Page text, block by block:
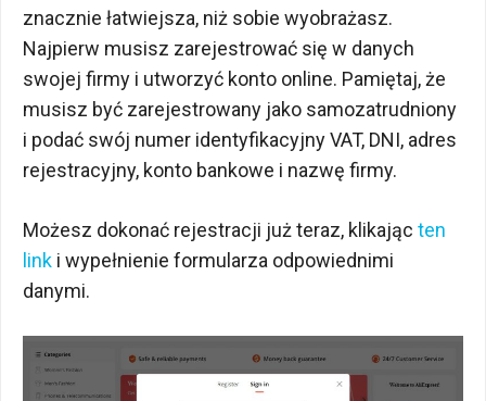
znacznie łatwiejsza, niż sobie wyobrażasz.
Najpierw musisz zarejestrować się w danych
swojej firmy i utworzyć konto online. Pamiętaj, że
musisz być zarejestrowany jako samozatrudniony
i podać swój numer identyfikacyjny VAT, DNI, adres
rejestracyjny, konto bankowe i nazwę firmy.
Możesz dokonać rejestracji już teraz, klikając ten
link i wypełnienie formularza odpowiednimi
danymi.